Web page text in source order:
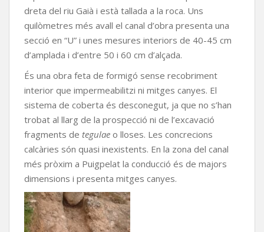
dreta del riu Gaià i està tallada a la roca. Uns
quilòmetres més avall el canal d’obra presenta una
secció en “U” i unes mesures interiors de 40-45 cm
d’amplada i d’entre 50 i 60 cm d’alçada.
És una obra feta de formigó sense recobriment
interior que impermeabilitzi ni mitges canyes. El
sistema de coberta és desconegut, ja que no s’han
trobat al llarg de la prospecció ni de l’excavació
fragments de tegulae o lloses. Les concrecions
calcàries són quasi inexistents. En la zona del canal
més pròxim a Puigpelat la conducció és de majors
dimensions i presenta mitges canyes.